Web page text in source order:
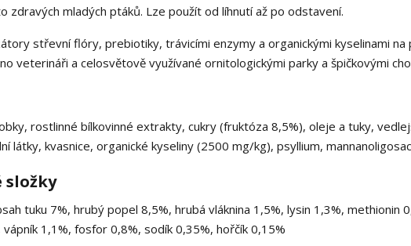
zdravých mladých ptáků. Lze použít od líhnutí až po odstavení.
střevní flóry, prebiotiky, trávicími enzymy a organickými kyselinami
veterináři a celosvětově využívané ornitologickými parky a špičkovými
rostlinné bílkovinné extrakty, cukry (fruktóza 8,5%), oleje a tuky,
látky, kvasnice, organické kyseliny (2500 mg/kg), psyllium,
složky
tuku 7%, hrubý popel 8,5%, hrubá vláknina 1,5%, lysin 1,3%, methionin
1,1%, fosfor 0,8%, sodík 0,35%, hořčík 0,15%